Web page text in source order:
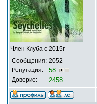
Член Клуба с 2015г,
Сообщения: 2052
Репутация:
58
Доверие: 2458